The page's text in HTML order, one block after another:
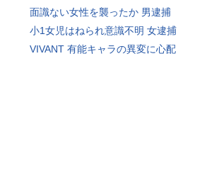
面識ない女性を襲ったか 男逮捕
小1女児はねられ意識不明 女逮捕
VIVANT 有能キャラの異変に心配